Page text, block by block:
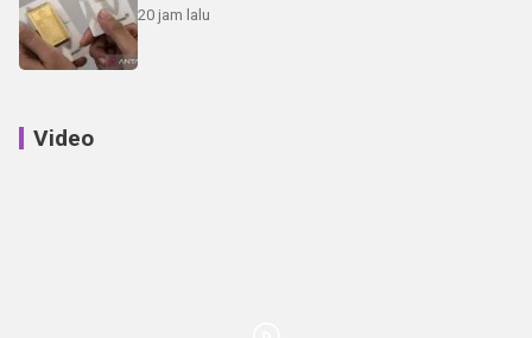
20 jam lalu
Video